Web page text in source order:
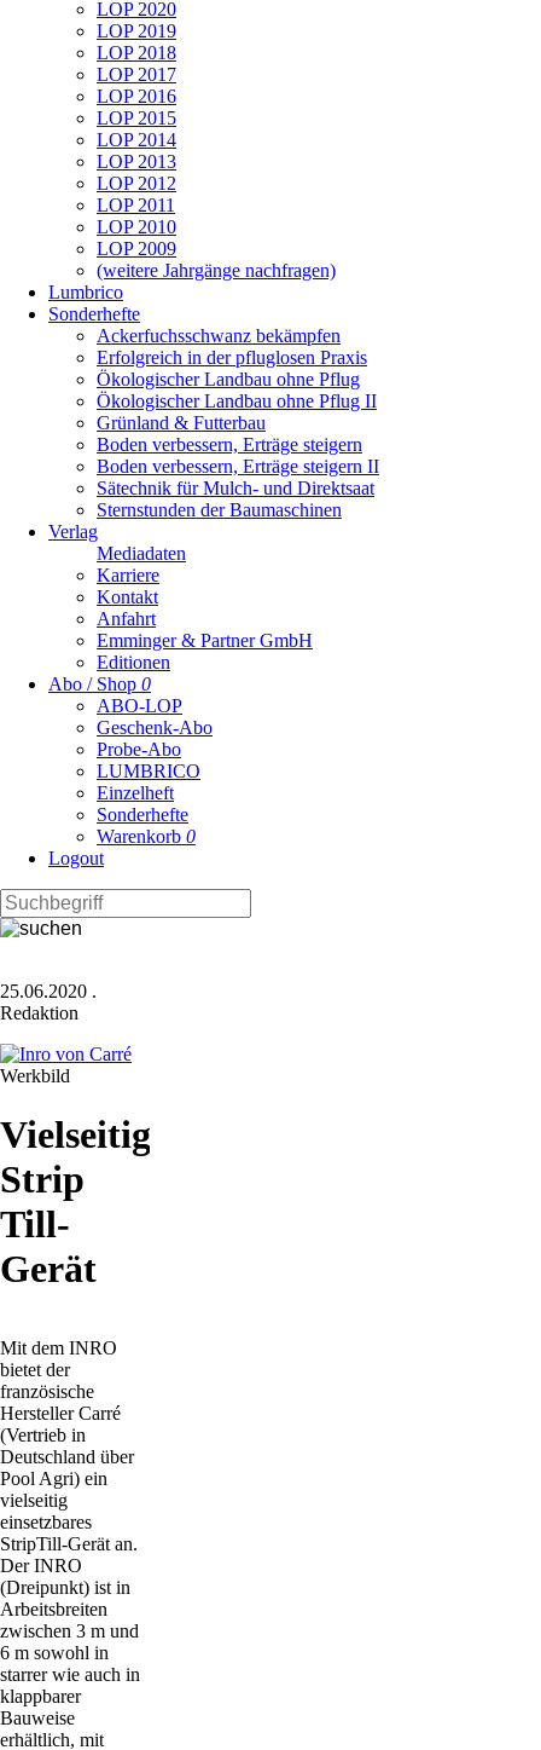
LOP 2020
LOP 2019
LOP 2018
LOP 2017
LOP 2016
LOP 2015
LOP 2014
LOP 2013
LOP 2012
LOP 2011
LOP 2010
LOP 2009
(weitere Jahrgänge nachfragen)
Lumbrico
Sonderhefte
Ackerfuchsschwanz bekämpfen
Erfolgreich in der pfluglosen Praxis
Ökologischer Landbau ohne Pflug
Ökologischer Landbau ohne Pflug II
Grünland & Futterbau
Boden verbessern, Erträge steigern
Boden verbessern, Erträge steigern II
Sätechnik für Mulch- und Direktsaat
Sternstunden der Baumaschinen
Verlag
Mediadaten
Karriere
Kontakt
Anfahrt
Emminger & Partner GmbH
Editionen
Abo / Shop 0
ABO-LOP
Geschenk-Abo
Probe-Abo
LUMBRICO
Einzelheft
Sonderhefte
Warenkorb 0
Logout
25.06.2020 .
Redaktion
Werkbild
Vielseitiges
Strip
Till-
Gerät
Mit dem INRO
bietet der
französische
Hersteller Carré
(Vertrieb in
Deutschland über
Pool Agri) ein
vielseitig
einsetzbares
StripTill-Gerät an.
Der INRO
(Dreipunkt) ist in
Arbeitsbreiten
zwischen 3 m und
6 m sowohl in
starrer wie auch in
klappbarer
Bauweise
erhältlich, mit